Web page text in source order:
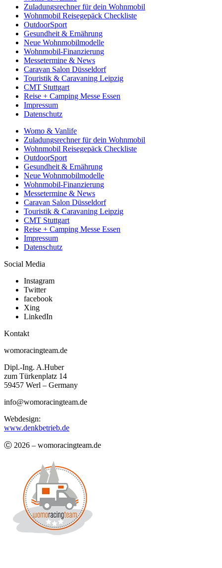
Zuladungsrechner für dein Wohnmobil
Wohnmobil Reisegepäck Checkliste
OutdoorSport
Gesundheit & Ernährung
Neue Wohnmobilmodelle
Wohnmobil-Finanzierung
Messetermine & News
Caravan Salon Düsseldorf
Touristik & Caravaning Leipzig
CMT Stuttgart
Reise + Camping Messe Essen
Impressum
Datenschutz
Womo & Vanlife
Zuladungsrechner für dein Wohnmobil
Wohnmobil Reisegepäck Checkliste
OutdoorSport
Gesundheit & Ernährung
Neue Wohnmobilmodelle
Wohnmobil-Finanzierung
Messetermine & News
Caravan Salon Düsseldorf
Touristik & Caravaning Leipzig
CMT Stuttgart
Reise + Camping Messe Essen
Impressum
Datenschutz
Social Media
Instagram
Twitter
facebook
Xing
LinkedIn
Kontakt
womoracingteam.de
Dipl.-Ing. A.Huber
zum Türkenplatz 14
59457 Werl – Germany
info@womoracingteam.de
Webdesign:
www.denkbetrieb.de
Ⓒ 2026 – womoracingteam.de